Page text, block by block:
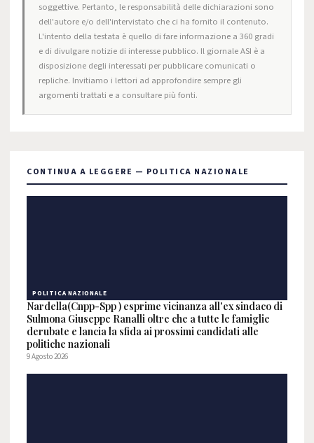
soggettive. Pertanto, le responsabilità delle dichiarazioni sono
dell'autore e/o dell'intervistato che ci ha fornito il contenuto.
L'intento della testata è quello di fare informazione a 360 gradi
e di divulgare notizie di interesse pubblico. Il giornale ASI è a
disposizione degli interessati per pubblicare comunicati o
repliche. Invitiamo i lettori ad approfondire sempre gli
argomenti trattati e a consultare più fonti.
CONTINUA A LEGGERE — POLITICA NAZIONALE
POLITICA NAZIONALE
Nardella(Cnpp-Spp ) esprime vicinanza all'ex sindaco di
Sulmona Giuseppe Ranalli oltre che a tutte le famiglie
derubate e lancia la sfida ai prossimi candidati alle
politiche nazionali
9 Agosto 2026